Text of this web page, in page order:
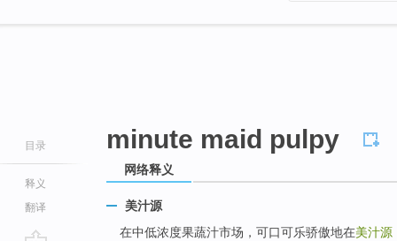
目录
释义
翻译
minute maid pulpy
网络释义
美汁源
在中低浓度果蔬汁市场，可口可乐骄傲地在美汁源